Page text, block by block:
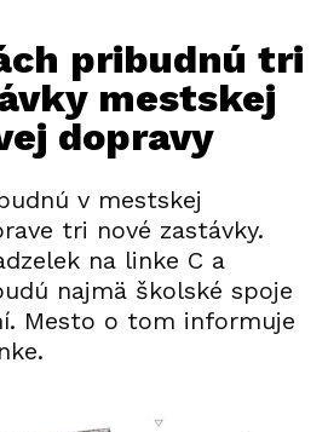
pribudnú tri
mestskej
dopravy
v mestskej
tri nové zastávky.
na linke C a
najmä školské spoje
Mesto o tom informuje